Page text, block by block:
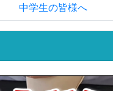
中学生の皆様へ